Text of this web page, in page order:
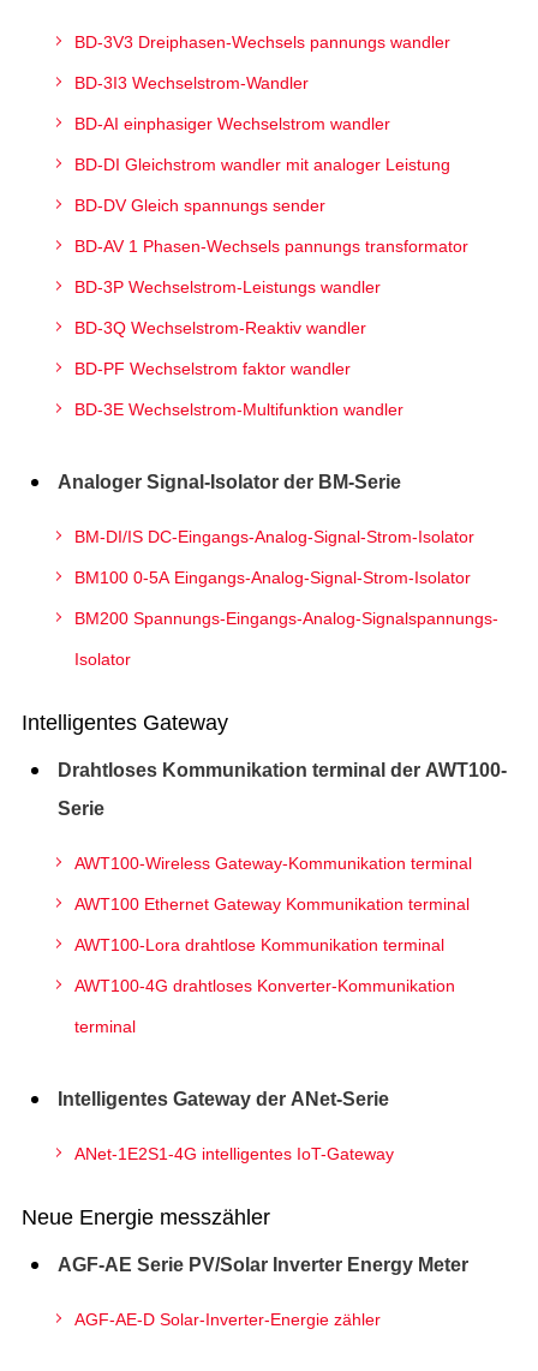
BD-3V3 Dreiphasen-Wechsels pannungs wandler
BD-3I3 Wechselstrom-Wandler
BD-AI einphasiger Wechselstrom wandler
BD-DI Gleichstrom wandler mit analoger Leistung
BD-DV Gleich spannungs sender
BD-AV 1 Phasen-Wechsels pannungs transformator
BD-3P Wechselstrom-Leistungs wandler
BD-3Q Wechselstrom-Reaktiv wandler
BD-PF Wechselstrom faktor wandler
BD-3E Wechselstrom-Multifunktion wandler
Analoger Signal-Isolator der BM-Serie
BM-DI/IS DC-Eingangs-Analog-Signal-Strom-Isolator
BM100 0-5A Eingangs-Analog-Signal-Strom-Isolator
BM200 Spannungs-Eingangs-Analog-Signalspannungs-
Isolator
Intelligentes Gateway
Drahtloses Kommunikation terminal der AWT100-
Serie
AWT100-Wireless Gateway-Kommunikation terminal
AWT100 Ethernet Gateway Kommunikation terminal
AWT100-Lora drahtlose Kommunikation terminal
AWT100-4G drahtloses Konverter-Kommunikation
terminal
Intelligentes Gateway der ANet-Serie
ANet-1E2S1-4G intelligentes IoT-Gateway
Neue Energie messzähler
AGF-AE Serie PV/Solar Inverter Energy Meter
AGF-AE-D Solar-Inverter-Energie zähler